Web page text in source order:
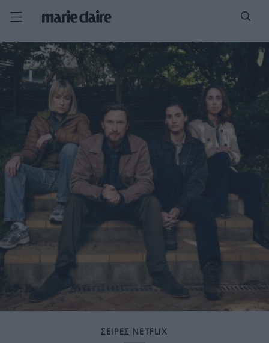
ΣΕΙΡΕΣ NETFLIX